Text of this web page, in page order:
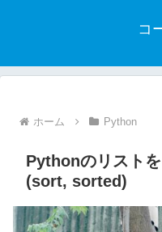
コ
ホーム Python
Pythonのリスト
(sort, sorted)